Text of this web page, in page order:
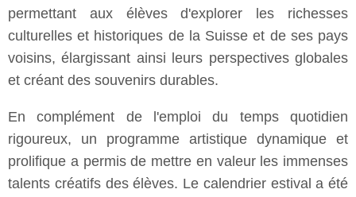
permettant aux élèves d'explorer les richesses
culturelles et historiques de la Suisse et de ses pays
voisins, élargissant ainsi leurs perspectives globales
et créant des souvenirs durables.
En complément de l'emploi du temps quotidien
rigoureux, un programme artistique dynamique et
prolifique a permis de mettre en valeur les immenses
talents créatifs des élèves. Le calendrier estival a été